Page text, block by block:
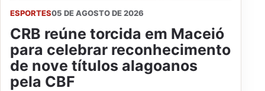
ESPORTES05 DE AGOSTO DE 2026
CRB reúne torcida em Maceió
para celebrar reconhecimento
de nove títulos alagoanos
pela CBF